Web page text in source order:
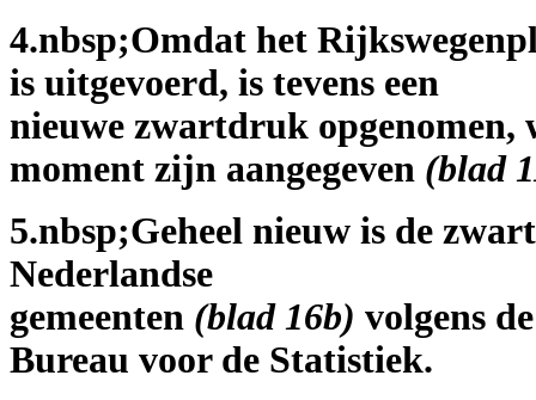
4.nbsp;Omdat het
is uitgevoerd, is tevens een
nieuwe zwartdruk opgenomen,
moment zijn aangegeven (blad
5.nbsp;Geheel nieuw is de
Nederlandse
gemeenten (blad 16b) volgens
Bureau voor de Statistiek.